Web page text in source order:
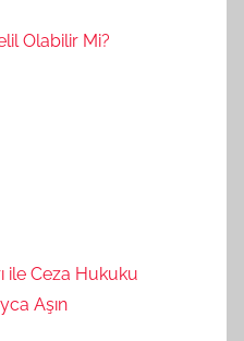
Olabilir Mi?
ile Ceza Hukuku
Aşın